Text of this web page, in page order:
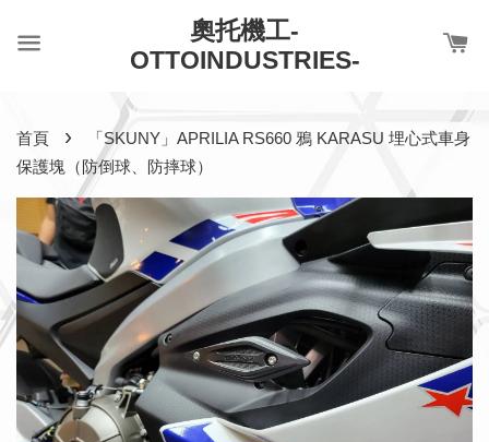
奧托機工-
OTTOINDUSTRIES-
首頁 ›
「SKUNY」APRILIA RS660 鴉 KARASU 埋心式車身
保護塊（防倒球、防摔球）